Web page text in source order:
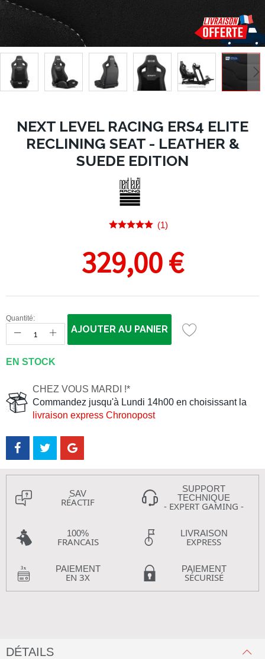
NEXT LEVEL RACING ERS4 ELITE
RECLINING SEAT - LEATHER &
SUEDE EDITION
(1)
329,00 €
Quantité:
AJOUTER AU PANIER
EN STOCK
CHEZ VOUS MARDI !*
Commandez jusqu'à Lundi 14h00 en choisissant la
livraison express Chronopost
SAV
RÉACTIF
SUPPORT
TECHNIQUE
- EXPERT GAMING -
100%
FRANCAIS
LIVRAISON
EXPRESS
PAIEMENT
EN 3X
PAIEMENT
SÉCURISÉ
DÉTAILS